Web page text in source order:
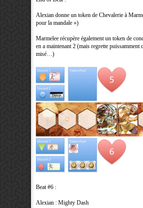
Alexian donne un token de Chevalerie à
pour la mandale »)
Marmelee récupère également un token de
en a maintenant 2 (mais regrette puissamment
misé…)
Beat #6 :
Alexian : Mighty Dash